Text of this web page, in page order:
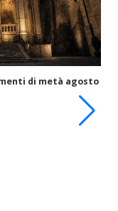
di metà agosto